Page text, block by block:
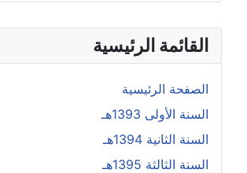
القائمة الرئيسية
الصفحة الرئيسية
السنة الأولى 1393هـ
السنة الثانية 1394هـ
السنة الثالثة 1395هـ